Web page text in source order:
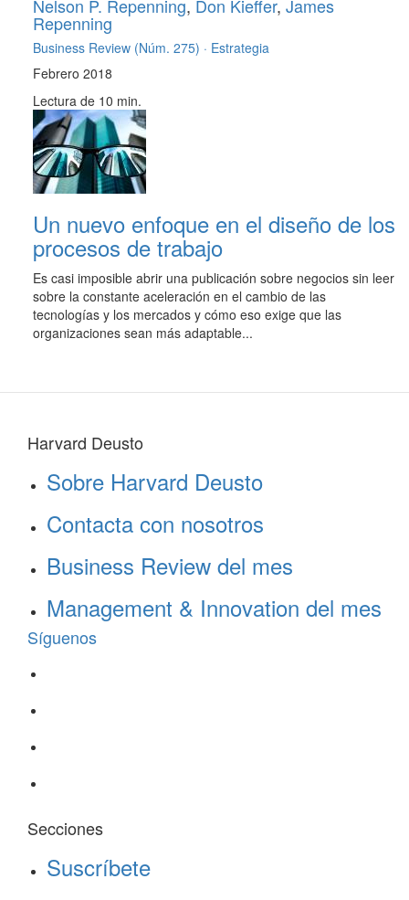
Nelson P. Repenning, Don Kieffer, James
Repenning
Business Review (Núm. 275) · Estrategia
Febrero 2018
Lectura de 10 min.
Un nuevo enfoque en el diseño de los
procesos de trabajo
Es casi imposible abrir una publicación sobre negocios sin leer
sobre la constante aceleración en el cambio de las
tecnologías y los mercados y cómo eso exige que las
organizaciones sean más adaptable...
Harvard Deusto
Sobre Harvard Deusto
Contacta con nosotros
Business Review del mes
Management & Innovation del mes
Síguenos
Secciones
Suscríbete